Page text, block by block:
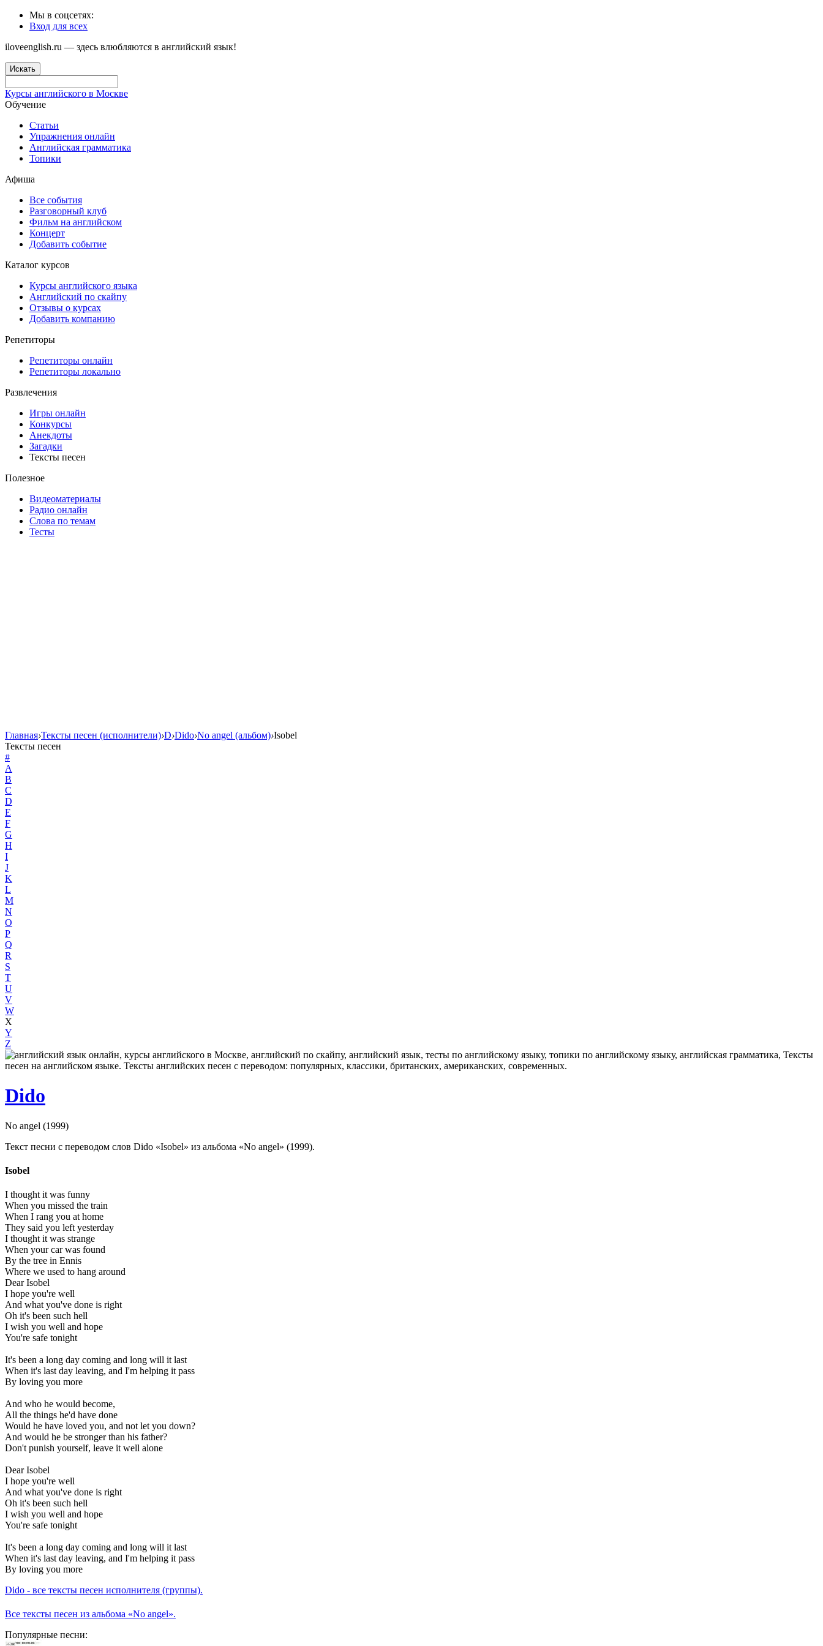
Мы в соцсетях:
Вход для всех
iloveenglish.ru — здесь влюбляются в английский язык!
Искать
Курсы английского в Москве
Обучение
Статьи
Упражнения онлайн
Английская грамматика
Топики
Афиша
Все события
Разговорный клуб
Фильм на английском
Концерт
Добавить событие
Каталог курсов
Курсы английского языка
Английский по скайпу
Отзывы о курсах
Добавить компанию
Репетиторы
Репетиторы онлайн
Репетиторы локально
Развлечения
Игры онлайн
Конкурсы
Анекдоты
Загадки
Тексты песен
Полезное
Видеоматериалы
Радио онлайн
Слова по темам
Тесты
Главная›Тексты песен (исполнители)›D›Dido›No angel (альбом)›Isobel
Тексты песен
#
A
B
C
D
E
F
G
H
I
J
K
L
M
N
O
P
Q
R
S
T
U
V
W
X
Y
Z
Dido
No angel (1999)
Текст песни с переводом слов Dido «Isobel» из альбома «No angel» (1999).
Isobel
I thought it was funny
When you missed the train
When I rang you at home
They said you left yesterday
I thought it was strange
When your car was found
By the tree in Ennis
Where we used to hang around
Dear Isobel
I hope you're well
And what you've done is right
Oh it's been such hell
I wish you well and hope
You're safe tonight
It's been a long day coming and long will it last
When it's last day leaving, and I'm helping it pass
By loving you more
And who he would become,
All the things he'd have done
Would he have loved you, and not let you down?
And would he be stronger than his father?
Don't punish yourself, leave it well alone
Dear Isobel
I hope you're well
And what you've done is right
Oh it's been such hell
I wish you well and hope
You're safe tonight
It's been a long day coming and long will it last
When it's last day leaving, and I'm helping it pass
By loving you more
Dido - все тексты песен исполнителя (группы).
Все тексты песен из альбома «No angel».
Популярные песни: